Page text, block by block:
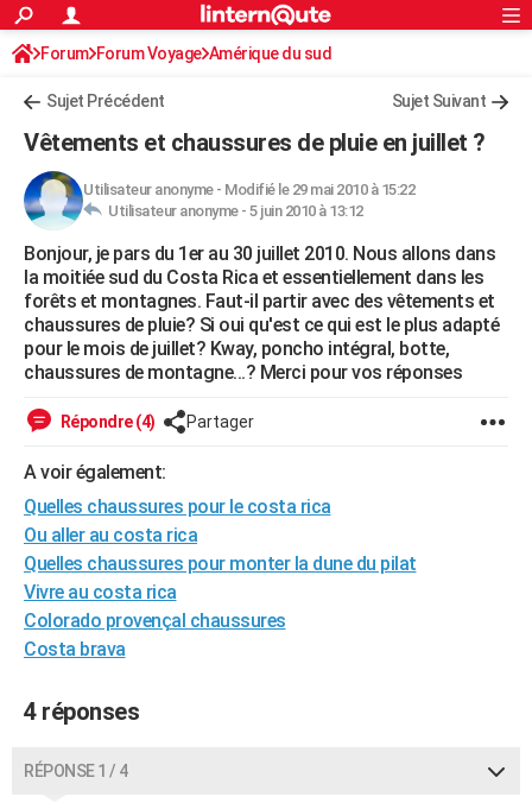
ACTUALITÉS
Politique
Société
Faits Divers
Education
Monde
Villes
+
FINANCE
Retraite
Impôts
Epargne
Immobilier
Risques naturels par ville
Banque
Assurance
Crédit
AUTO
Essais
Réserver un essai
Citadines
Berlines
SUV
Forum auto
+HIGH-TECH
Mobiles
Meilleur smartphone
Internet
Ordinateurs
Jeux vidéo
Guide high-tech
+BRICOLAGE
Forum
Aménagement intérieur
Extérieur
Cuisine
Salle de bains
Jardinage
Rangement
WEEK-END
Guides de France
Escapades
Patrimoine
Expositions
Musées
Week-end nature
LIFESTYLE
SANTE
Alimentation
Guide de la santé
Maladies
Médicaments
Sommeil
VOYAGE
Destinations
City break
Voyage nature
Voyage de noces
Forum
Climat
+PHOTO
GUIDES D'ACHAT
BONS PLANS
CARTE DE VOEUX
S'inscrire
Connexion
Forum Forum Voyage Amérique du sud
Sujet Précédent Sujet Suivant
Vêtements et chaussures de pluie en juillet ?
Utilisateur anonyme- Modifié le 29 mai 2010 à 15:22
Utilisateur anonyme - 5 juin 2010 à 13:12
Bonjour, je pars du 1er au 30 juillet 2010. Nous allons dans
la moitiée sud du Costa Rica et essentiellement dans les
forêts et montagnes. Faut-il partir avec des vêtements et
chaussures de pluie? Si oui qu'est ce qui est le plus adapté
pour le mois de juillet? Kway, poncho intégral, botte,
chaussures de montagne...? Merci pour vos réponses
Répondre (4) Partager
A voir également:
Quelles chaussures pour le costa rica
Ou aller au costa rica
Quelles chaussures pour monter la dune du pilat
Vivre au costa rica
Colorado provençal chaussures
Costa brava
4 réponses
RÉPONSE 1 / 4